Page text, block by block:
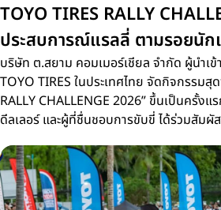
TOYO TIRES RALLY
ประสบการณ์แรลลี่ ตามรอยนัก
บริษัท ต.สยาม คอมเมอร์เชียล จำกัด ผู้นำเข้
TOYO TIRES ในประเทศไทย จัดกิจกรรมสุ
RALLY CHALLENGE 2026” ขึ้นเป็นครั้งแ
ดีลเลอร์ และผู้ที่ชื่นชอบการขับขี่ ได้ร่วมสัม
Championship 2026 (TRRC) ศึกรถยน
ประเทศไทย